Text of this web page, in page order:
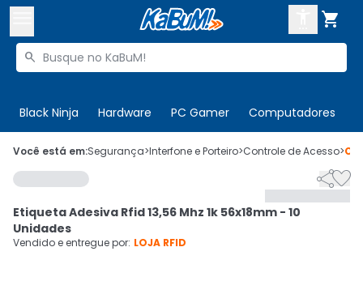

Buscar produtos

Black Ninja Hardware PC Gamer Computadores
 Olá. Acesse sua conta
 Departamentos
Cupons
CADASTRE-SE
Você está em:Segurança>Interfone e Porteiro>Controle de Acesso>

Etiqueta Adesiva Rfid 13,56 Mhz 1k 56x18mm - 10
Unidades
Vendido e entregue por: LOJA RFID